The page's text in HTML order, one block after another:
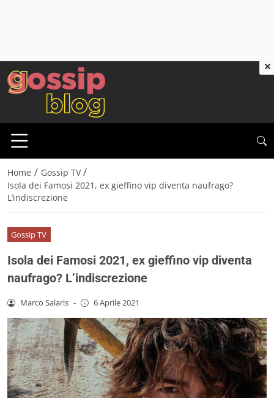
Home / Gossip TV /
Isola dei Famosi 2021, ex gieffino vip diventa naufrago?
L’indiscrezione
Gossip TV
Isola dei Famosi 2021, ex gieffino vip diventa
naufrago? L’indiscrezione
Marco Salaris - 6 Aprile 2021
×